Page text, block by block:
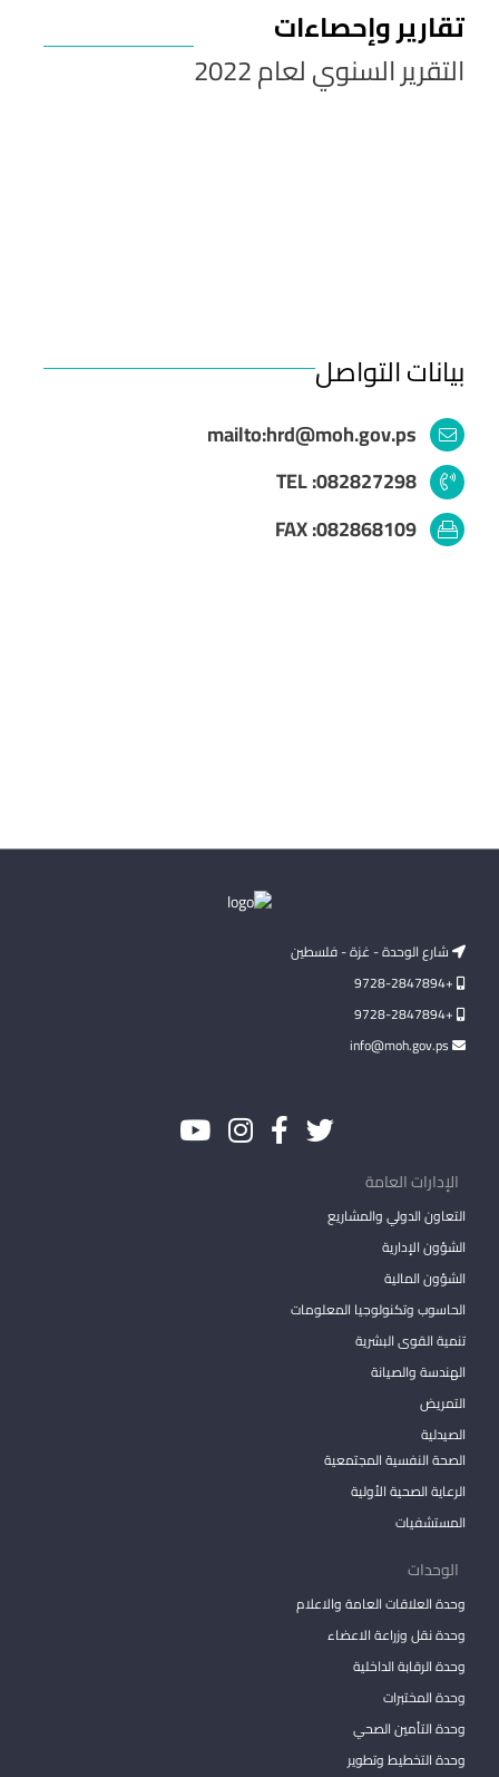
تقارير وإحصاءات
التقرير السنوي لعام 2022
بيانات التواصل
mailto:hrd@moh.gov.ps
TEL :082827298
FAX :082868109
شارع الوحدة - غزة - فلسطين
+9728-2847894
+9728-2847894
الإدارات العامة
التعاون الدولي والمشاريع
الشؤون الإدارية
الشؤون المالية
الحاسوب وتكنولوجيا المعلومات
تنمية القوى البشرية
الهندسة والصيانة
التمريض
الصيدلية
الصحة النفسية المجتمعية
الرعاية الصحية الأولية
المستشفيات
الوحدات
وحدة العلاقات العامة والاعلام
وحدة نقل وزراعة الاعضاء
وحدة الرقابة الداخلية
وحدة المختبرات
وحدة التأمين الصحي
وحدة التخطيط وتطوير